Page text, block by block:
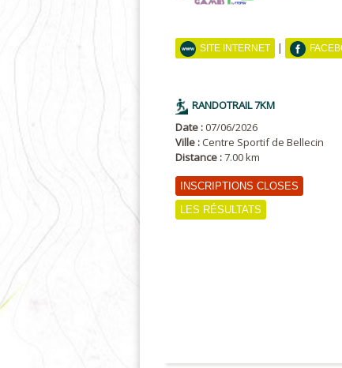
SITE INTERNET |
RANDOTRAIL 7KM
Date :07/06/2026
Ville :Centre Sportif de Bellecin
Distance :7.00 km
INSCRIPTIONS CLOSES
LES RÉSULTATS